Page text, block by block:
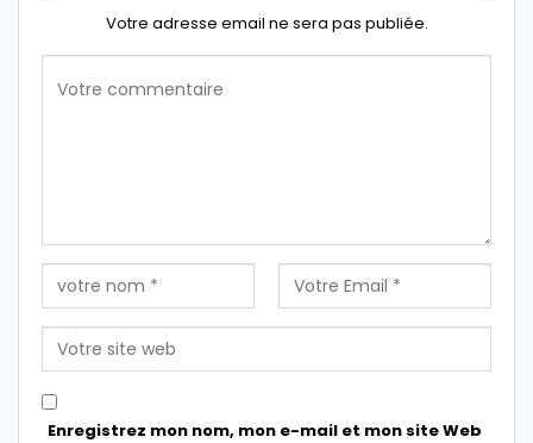
Votre adresse email ne sera pas publiée.
Enregistrez mon nom, mon e-mail et mon site Web